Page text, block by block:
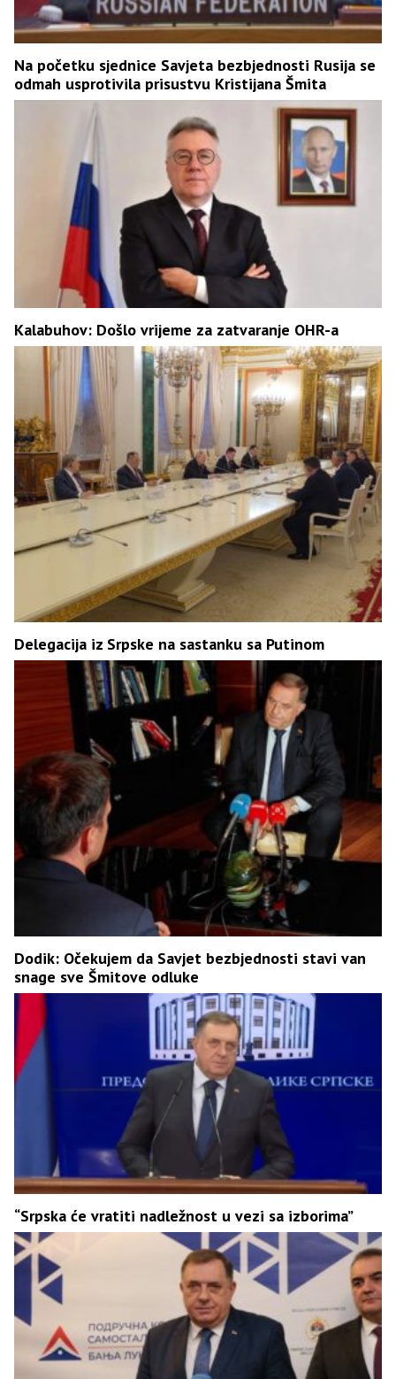
Na početku sjednice Savjeta bezbjednosti Rusija se
odmah usprotivila prisustvu Kristijana Šmita
Kalabuhov: Došlo vrijeme za zatvaranje OHR-a
Delegacija iz Srpske na sastanku sa Putinom
Dodik: Očekujem da Savjet bezbjednosti stavi van
snage sve Šmitove odluke
“Srpska će vratiti nadležnost u vezi sa izborima”